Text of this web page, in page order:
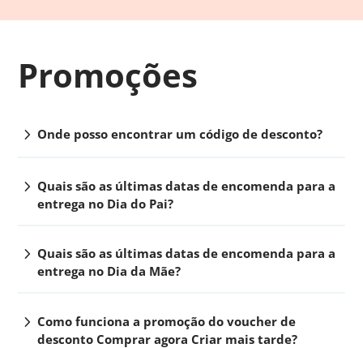
Promoções
chevron_right Onde posso encontrar um código de desconto?
chevron_right Quais são as últimas datas de encomenda para a
entrega no Dia do Pai?
chevron_right Quais são as últimas datas de encomenda para a
entrega no Dia da Mãe?
chevron_right Como funciona a promoção do voucher de
desconto Comprar agora Criar mais tarde?